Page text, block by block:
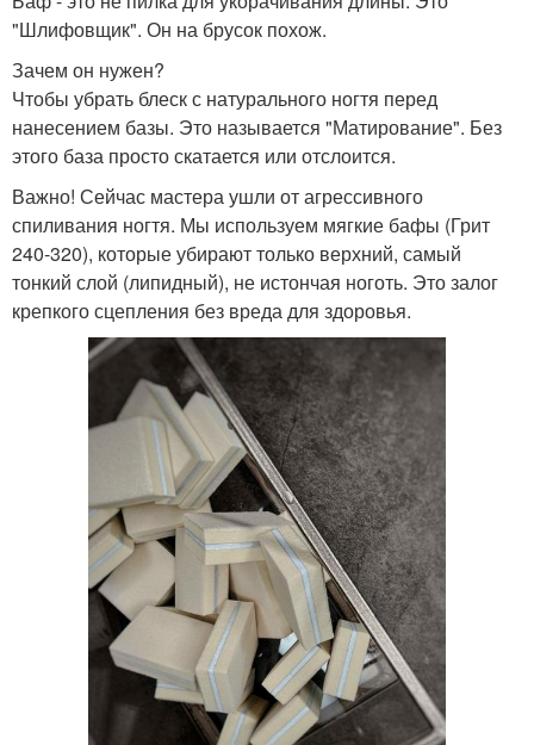
"Шлифовщик". Он на брусок похож.
Зачем он нужен?
Чтобы убрать блеск с натурального ногтя перед
нанесением базы. Это называется "Матирование". Без
этого база просто скатается или отслоится.
Важно! Сейчас мастера ушли от агрессивного
спиливания ногтя. Мы используем мягкие бафы (Грит
240-320), которые убирают только верхний, самый
тонкий слой (липидный), не истончая ноготь. Это залог
крепкого сцепления без вреда для здоровья.